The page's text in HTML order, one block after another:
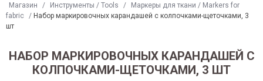
Магазин / Инструменты / Tools /
Маркеры для ткани / Markers for
fabric
/ Набор маркировочных карандашей с колпочками-щеточками, 3
шт
НАБОР МАРКИРОВОЧНЫХ КАРАНДАШЕЙ С
КОЛПОЧКАМИ-ЩЕТОЧКАМИ, 3 ШТ